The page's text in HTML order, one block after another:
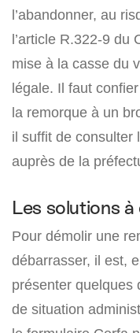
l’abandonner, au
l’article R.322-9 du
mise à la casse du
légale. Il faut
la remorque à un
il suffit de consulter
auprès de la
Les solutions
Pour démolir une
débarrasser, il est,
présenter quelques
de situation